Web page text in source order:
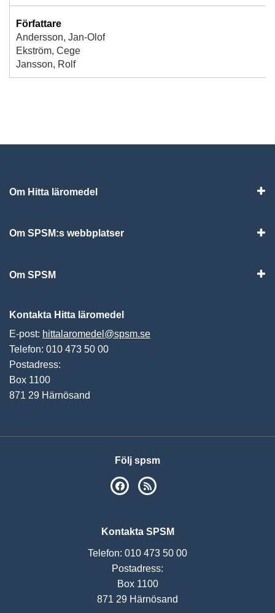
Författare
Andersson, Jan-Olof
Ekström, Cege
Jansson, Rolf
Om Hitta läromedel
Om SPSM:s webbplatser
Om SPSM
Kontakta Hitta läromedel
E-post: hittalaromedel@spsm.se
Telefon: 010 473 50 00
Postadress:
Box 1100
871 29 Härnösand
Följ spsm
SPSM på Facebook
Kontakta SPSM
Telefon: 010 473 50 00
Postadress:
Box 1100
871 29 Härnösand